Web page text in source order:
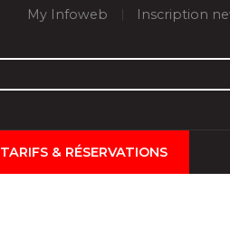
My Infoweb Inscription
TARIFS & RÉSERVATIONS